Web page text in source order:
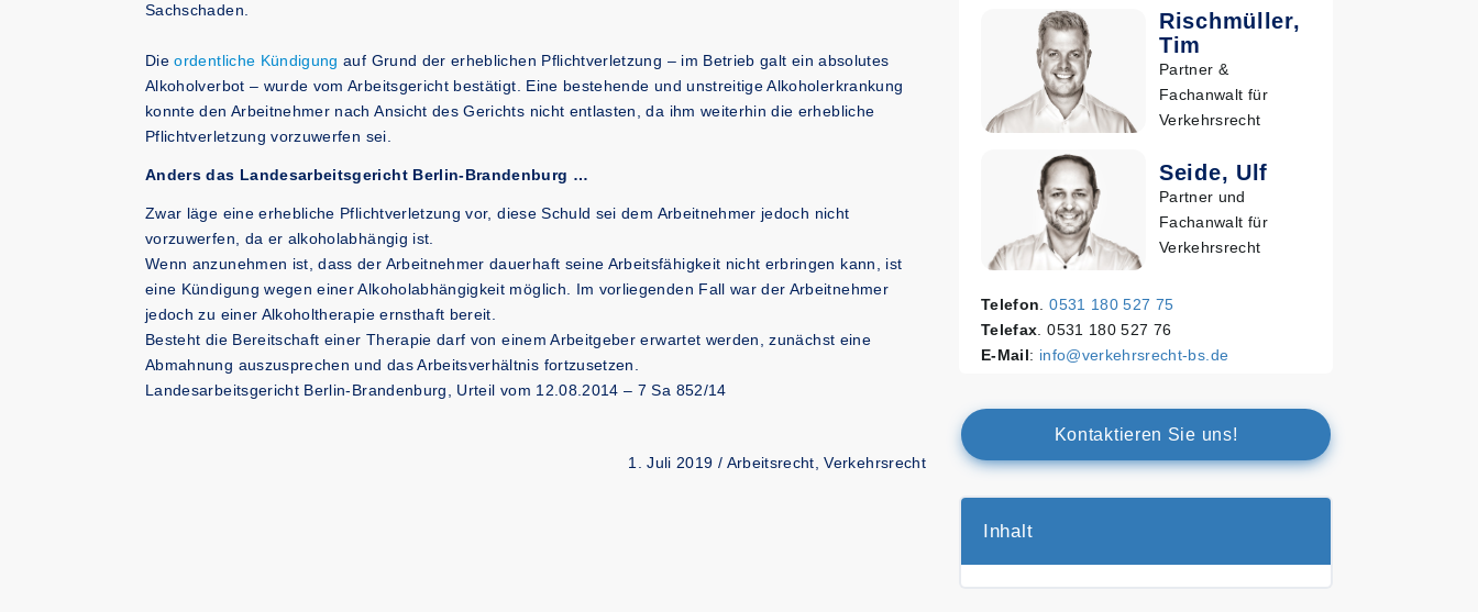
Sachschaden.
Dieordentliche Kündigung auf Grund der erheblichen Pflichtverletzung – im Betrieb galt ein absolutes
Alkoholverbot – wurde vom Arbeitsgericht bestätigt. Eine bestehende und unstreitige Alkoholerkrankung
konnte den Arbeitnehmer nach Ansicht des Gerichts nicht entlasten, da ihm weiterhin die erhebliche
Pflichtverletzung vorzuwerfen sei.
Anders das Landesarbeitsgericht Berlin-Brandenburg …
Zwar läge eine erhebliche Pflichtverletzung vor, diese Schuld sei dem Arbeitnehmer jedoch nicht
vorzuwerfen, da er alkoholabhängig ist.
Wenn anzunehmen ist, dass der Arbeitnehmer dauerhaft seine Arbeitsfähigkeit nicht erbringen kann, ist
eine Kündigung wegen einer Alkoholabhängigkeit möglich. Im vorliegenden Fall war der Arbeitnehmer
jedoch zu einer Alkoholtherapie ernsthaft bereit.
Besteht die Bereitschaft einer Therapie darf von einem Arbeitgeber erwartet werden, zunächst eine
Abmahnung auszusprechen und das Arbeitsverhältnis fortzusetzen.
Landesarbeitsgericht Berlin-Brandenburg, Urteil vom 12.08.2014 – 7 Sa 852/14
1. Juli 2019 / Arbeitsrecht ,Verkehrsrecht
Rischmüller,
Tim
Partner &
Fachanwalt für
Verkehrsrecht
Seide, Ulf
Partner und
Fachanwalt für
Verkehrsrecht
Telefon .0531 180 527 75
Telefax . 0531 180 527 76
E-Mail: info@verkehrsrecht-bs.de
Kontaktieren Sie uns!
Inhalt